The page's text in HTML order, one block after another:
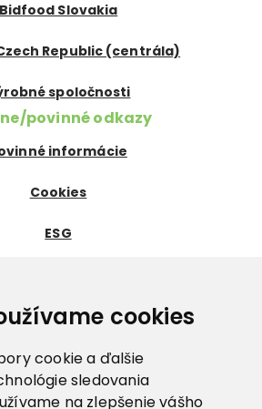
cookies
cookie a ďalšie
sledovania
na zlepšenie vášho
Bidfood Slovakia
Republic (centrála)
spoločnosti
povinné odkazy
informácie
Cookies
ESG
Dôležité odkazy
zmrzlina ↗